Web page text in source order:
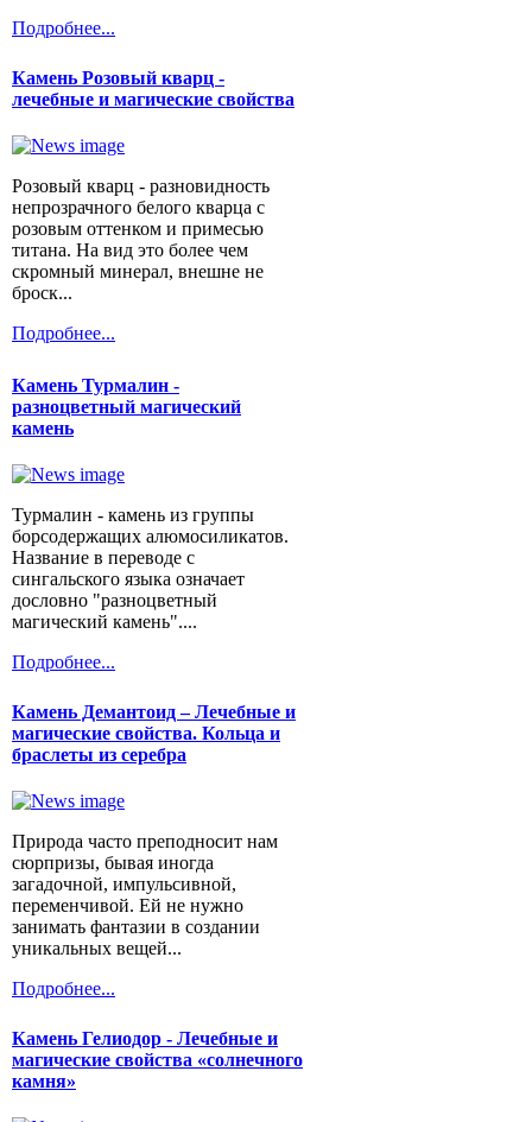
Подробнее...
Камень Розовый кварц -
лечебные и магические свойства
Розовый кварц - разновидность
непрозрачного белого кварца с
розовым оттенком и примесью
титана. На вид это более чем
скромный минерал, внешне не
броск...
Подробнее...
Камень Турмалин -
разноцветный магический
камень
Турмалин - камень из группы
борсодержащих алюмосиликатов.
Название в переводе с
сингальского языка означает
дословно "разноцветный
магический камень"....
Подробнее...
Камень Демантоид – Лечебные и
магические свойства. Кольца и
браслеты из серебра
Природа часто преподносит нам
сюрпризы, бывая иногда
загадочной, импульсивной,
переменчивой. Ей не нужно
занимать фантазии в создании
уникальных вещей...
Подробнее...
Камень Гелиодор - Лечебные и
магические свойства «солнечного
камня»